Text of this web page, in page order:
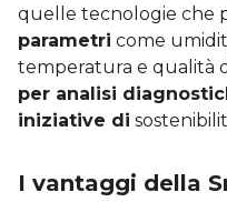
quelle tecnologie che
parametri come
temperatura e qualità
per analisi
iniziative di
I vantaggi della